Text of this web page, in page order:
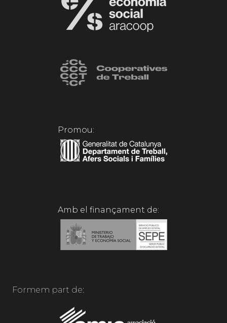
Promou:
Amb el finançament de:
Formem part de: